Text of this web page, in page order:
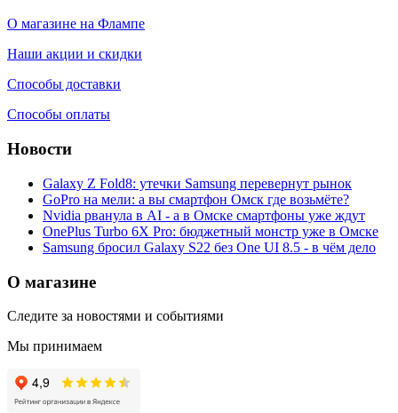
О магазине на Флампе
Наши акции и скидки
Способы доставки
Способы оплаты
Новости
Galaxy Z Fold8: утечки Samsung перевернут рынок
GoPro на мели: а вы смартфон Омск где возьмёте?
Nvidia рванула в AI - а в Омске смартфоны уже ждут
OnePlus Turbo 6X Pro: бюджетный монстр уже в Омске
Samsung бросил Galaxy S22 без One UI 8.5 - в чём дело
О магазине
Следите за новостями и событиями
Мы принимаем